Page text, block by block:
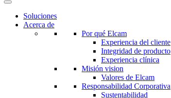
Soluciones
Acerca de
Por qué Elcam
Experiencia del cliente
Integridad de producto
Experiencia clínica
Misión vision
Valores de Elcam
Responsabilidad Corporativa
Sustentabilidad